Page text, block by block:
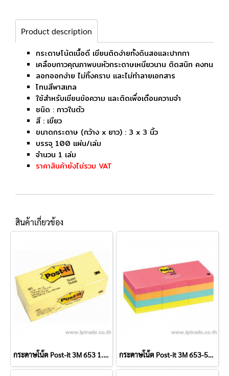
Product description
กระดาษโน้ตเนื้อดี เขียนติดง่ายทั้งดินสอและปากกา
เคลือบกาวคุณภาพบนหัวกระดาษเหนียวนาน ติดสนิท คงทน
ลอกออกง่าย ไม่ทิ้งคราบ และไม่ทำลายเอกสาร
โทนสีพาสเทล
ใช้สำหรับเขียนข้อความ และติดเพื่อเตือนความจำ
ชนิด : กาวในตัว
สี : เขียว
ขนาดกระดาษ (กว้าง x ยาว) : 3 x 3 นิ้ว
บรรจุ 100 แผ่น/เล่ม
จำนวน 1 เล่ม
ราคาสินค้ายังไม่รวม VAT
สินค้าเกี่ยวข้อง
กระดาษโน้ต Post-it 3M 653 1.5"x2" สีเหลืองพาสเทล กระดาษโน้ต Post-it 3M 653-5AN 1.5"x2" คละสีนีออน (แพ็ค 12 เล่ม)